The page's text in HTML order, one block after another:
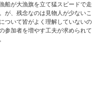
船が大漁旗を立て猛スピードで走
が、残念なのは見物人が少ないこ
ついて皆がよく理解していないの
参加者を増やす工夫が求められて